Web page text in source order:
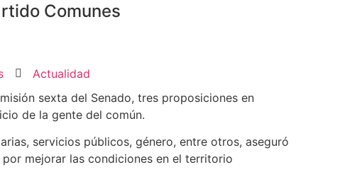
Comunes
Actualidad
sexta del Senado, tres proposiciones en
de la gente del común.
servicios públicos, género, entre otros, aseguró
mejorar las condiciones en el territorio